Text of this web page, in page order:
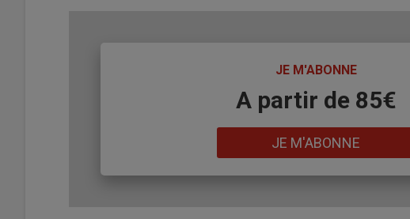
JE M'ABONNE
A partir de 85€
JE M'ABONNE